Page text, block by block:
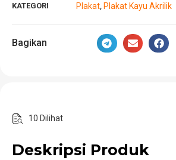
KATEGORI Plakat, Plakat Kayu Akrilik
Bagikan
10 Dilihat
Deskripsi Produk